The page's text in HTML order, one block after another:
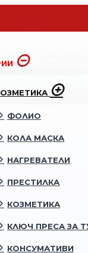
ФОЛИО
КОЛА МАСКА
НАГРЕВАТЕЛИ
ПРЕСТИЛКА
КОЗМЕТИКА
КЛЮЧ ПРЕСА ЗА
КОНСУМАТИВИ